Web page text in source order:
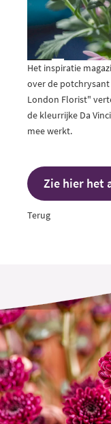
Het inspiratie
over de potchrysant
London Florist"
de kleurrijke Da
mee werkt.
Zie hier het
Terug